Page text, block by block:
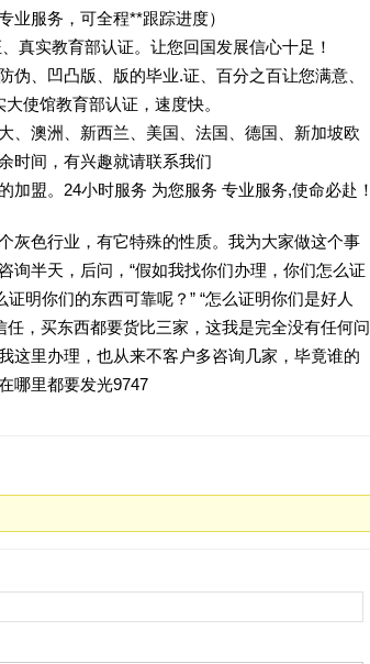
业服务，可全程**跟踪进度）
真实教育部认证。让您回国发展信心十足！
、凹凸版、版的毕业.证、百分之百让您满意、
使馆教育部认证，速度快。
、澳洲、新西兰、美国、法国、德国、新加坡欧
时间，有兴趣就请联系我们
盟。24小时服务 为您服务 专业服务,使命必赴！
灰色行业，有它特殊的性质。我为大家做这个事
询半天，后问，“假如我找你们办理，你们怎么证
明你们的东西可靠呢？” “怎么证明你们是好人
，买东西都要货比三家，这我是完全没有任何问
这里办理，也从来不客户多咨询几家，毕竟谁的
哪里都要发光9747